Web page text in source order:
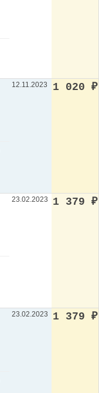
12.11.2023 1 020 ₽
23.02.2023 1 379 ₽
23.02.2023 1 379 ₽